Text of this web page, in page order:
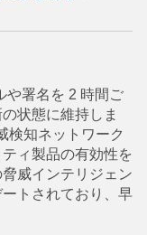
や署名を 2 時間ご
状態に維持しま
検知ネットワーク
ィ製品の有効性を
威インテリジェン
トされており、早